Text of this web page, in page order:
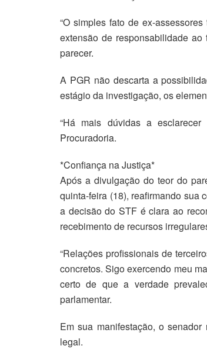
“O simples fato de ex-
extensão de responsabilidade
parecer.
A PGR não descarta a
estágio da investigação, os
“Há mais dúvidas a
Procuradoria.
*Confiança na Justiça*
Após a divulgação do teor do
quinta-feira (18), reafirmando sua
a decisão do STF é clara ao
recebimento de recursos
“Relações profissionais de
concretos. Sigo exercendo meu
certo de que a verdade
parlamentar.
Em sua manifestação, o
legal.